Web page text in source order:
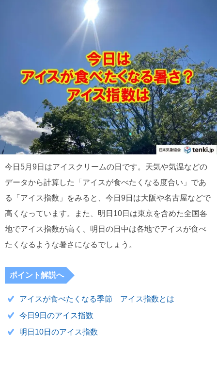
今日5月9日はアイスクリームの日です。天気や気温などの
データから計算した「アイスが食べたくなる度合い」であ
る「アイス指数」をみると、今日9日は大阪や名古屋などで
高くなっています。また、明日10日は東京を含めた全国各
地でアイス指数が高く、明日の日中は各地でアイスが食べ
たくなるような暑さになるでしょう。
ポイント解説へ
アイスが食べたくなる季節 アイス指数とは
今日9日のアイス指数
明日10日のアイス指数